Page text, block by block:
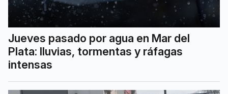
Jueves pasado por agua en Mar del
Plata: lluvias, tormentas y ráfagas
intensas